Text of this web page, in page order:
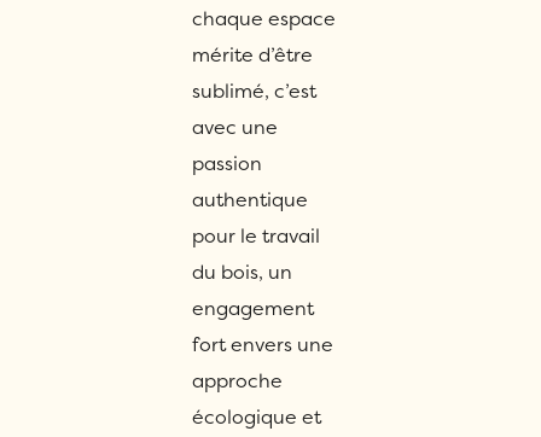
chaque espace
mérite d’être
sublimé, c’est
avec une
passion
authentique
pour le travail
du bois, un
engagement
fort envers une
approche
écologique et